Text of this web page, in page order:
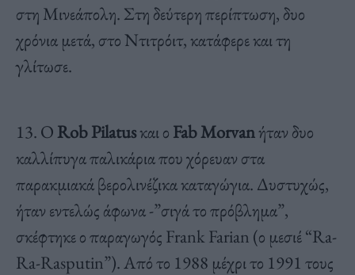
στη Μινεάπολη. Στη δεύτερη περίπτωση, δυο
χρόνια μετά, στο Ντιτρόιτ, κατάφερε και τη
γλίτωσε.
13. ΟRob Pilatusκαι ο Fab Morvanήταν δυο
καλλίπυγα παλικάρια που χόρευαν στα
παρακμιακά βερολινέζικα καταγώγια. Δυστυχώς,
ήταν εντελώς άφωνα -”σιγά το πρόβλημα”,
σκέφτηκε ο παραγωγός Frank Farian (ο μεσιέ “Ra-
Ra-Rasputin”). Από το 1988 μέχρι το 1991 τους